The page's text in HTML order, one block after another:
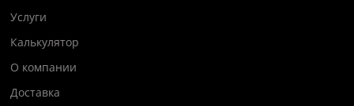
Услуги
Калькулятор
О компании
Доставка